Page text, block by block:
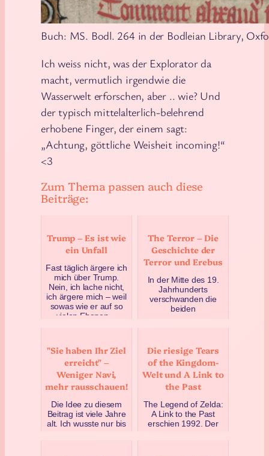
Buch: MS. Bodl. 264 in der Bodleian Library,
Ich weiss nicht, was der Explorator da
macht, vermutlich irgendwie die
Wasserwelt erforschen, aber .. wie? Und
der typisch mittelalterlich-belehrend
erhobene Finger, der einem sagt:
„Achtung, göttliche Weisheit incoming!“
<3
Zum Thema passen auch diese
Beiträge:
Die riesige Tears
of the Kingdom-
Welt und A Link to
the Past
The Legend of Zelda:
A Link to the Past
erschien 1992. Der
Trump – Es ist wie
ein Unfall
Fast täglich ärgere ich
mich über Trump.
Nein, ich lache nicht,
ich ärgere mich – weil
sowas wie er auf so
vielen Ebenen…
The Terror – Die
Geschichte der
Terror und Erebus
In der Mitte des 19.
Jahrhunderts
verschwanden die
beiden
arktis…
Februar 8, 2020
"Sie haben Ihr Ziel
erreicht" –
Weniger Navi,
mehr rausschauen!
Die Idee zu diesem
Beitrag ist viele Jahre
alt. Ich wusste nur bis